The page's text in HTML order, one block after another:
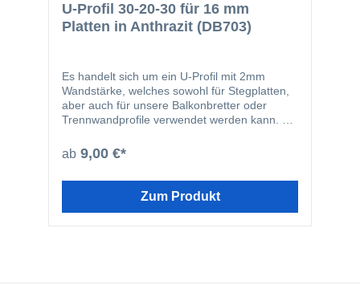
U-Profil 30-20-30 für 16 mm
Platten in Anthrazit (DB703)
Es handelt sich um ein U-Profil mit 2mm
Wandstärke, welches sowohl für Stegplatten,
aber auch für unsere Balkonbretter oder
Trennwandprofile verwendet werden kann. Es
Abschluß für Seitenwäne oder als obere
Abdeckung für unsere Trennwandprofile.
ab 9,00 €*
Zum Produkt